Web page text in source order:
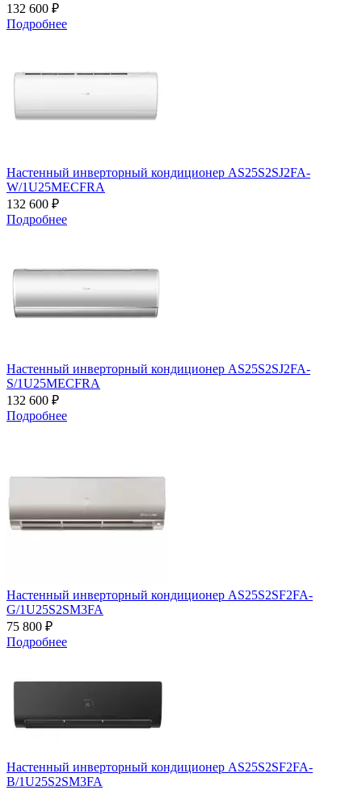
132 600 ₽
Подробнее
Настенный инверторный кондиционер AS25S2SJ2FA-
W/1U25MECFRA
132 600 ₽
Подробнее
Настенный инверторный кондиционер AS25S2SJ2FA-
S/1U25MECFRA
132 600 ₽
Подробнее
Настенный инверторный кондиционер AS25S2SF2FA-
G/1U25S2SM3FA
75 800 ₽
Подробнее
Настенный инверторный кондиционер AS25S2SF2FA-
B/1U25S2SM3FA